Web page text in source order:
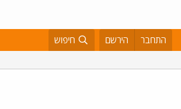
התחבר הירשם חיפוש